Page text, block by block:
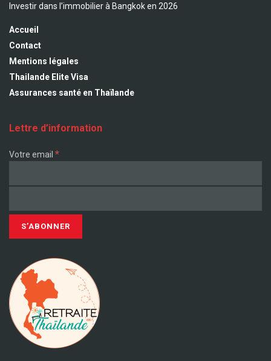
Investir dans l’immobilier à Bangkok en 2026
Accueil
Contact
Mentions légales
Thailande Elite Visa
Assurances santé en Thaïlande
Lettre d’information
Votre email *